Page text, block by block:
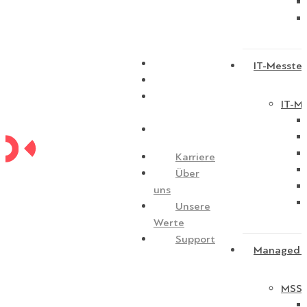
Karriere
Über
uns
Unsere
Werte
Support
IT-
IT-
Managed